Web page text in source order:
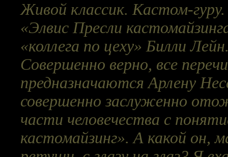
Живой классик. Кастом-
«Элвис Пресли
«коллега по цеху» Билли
Совершенно верно, все
предназначаются Арлену
совершенно заслуженно
части человечества с
кастомайзинг». А какой он,